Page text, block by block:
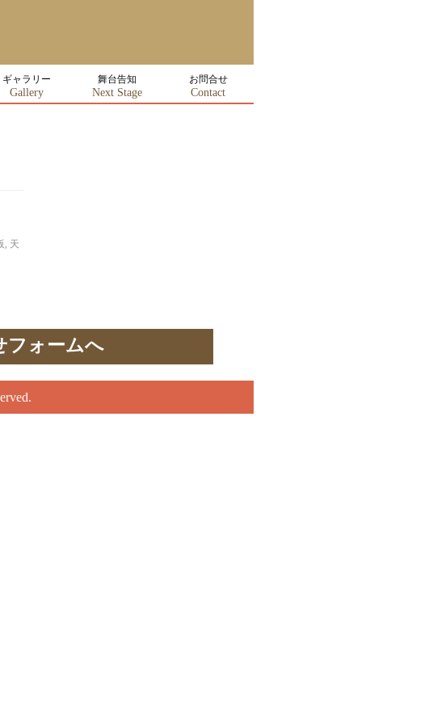
ギャラリー
Gallery
舞台告知
Next Stage
お問合せ
Contact
, 天
フォームへ